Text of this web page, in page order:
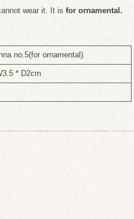
wear it. It is for ornamental.
no.5(for ornamental)
* D2cm